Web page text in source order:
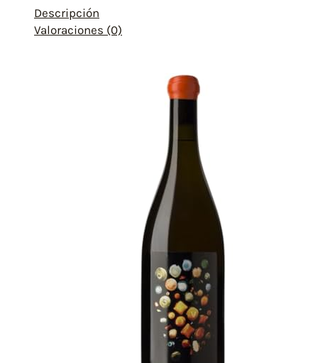
Descripción
Valoraciones (0)